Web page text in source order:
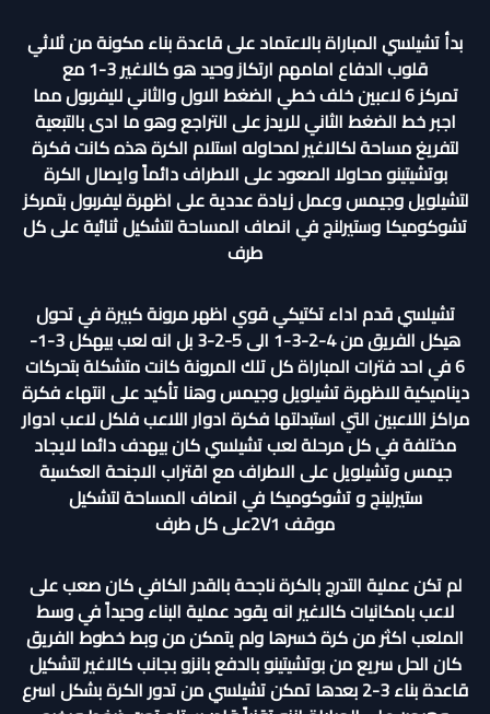
بدأ تشيلسي المباراة بالاعتماد على قاعدة بناء مكونة من ثلاثي
قلوب الدفاع امامهم ارتكاز وحيد هو كالاغير 3-1 مع
تمركز 6 لاعبين خلف خطي الضغط الاول والثاني لليفربول مما
اجبر خط الضغط الثاني للريدز على التراجع وهو ما ادى بالتبعية
لتفريغ مساحة لكالاغير لمحاوله استلام الكرة هذه كانت فكرة
بوتشيتينو محاولا الصعود على الاطراف دائماً وايصال الكرة
لتشيلويل وجيمس وعمل زيادة عددية على اظهرة ليفربول بتمركز
تشوكوميكا وستيرلنج في انصاف المساحة لتشكيل ثنائية على كل
طرف
تشيلسي قدم اداء تكتيكي قوي اظهر مرونة كبيرة في تحول
هيكل الفريق من 4-2-3-1 الى 5-2-3 بل انه لعب بيهكل 3-1-
6 في احد فترات المباراة كل تلك المرونة كانت متشكلة بتحركات
ديناميكية للاظهرة تشيلويل وجيمس وهنا تأكيد على انتهاء فكرة
مراكز اللاعبين التي استبدلتها فكرة ادوار اللاعب فلكل لاعب ادوار
مختلفة في كل مرحلة لعب تشيلسي كان بيهدف دائما لايجاد
جيمس وتشيلويل على الاطراف مع اقتراب الاجنحة العكسية
ستيرلينج و تشوكوميكا في انصاف المساحة لتشكيل
موقف 2V1على كل طرف
لم تكن عملية التدرج بالكرة ناجحة بالقدر الكافي كان صعب على
لاعب بامكانيات كالاغير انه يقود عملية البناء وحيداً في وسط
الملعب اكثر من كرة خسرها ولم يتمكن من وبط خطوط الفريق
كان الحل سريع من بوتشيتينو بالدفع بانزو بجانب كالاغير لتشكيل
قاعدة بناء 3-2 بعدها تمكن تشيلسي من تدور الكرة بشكل اسرع